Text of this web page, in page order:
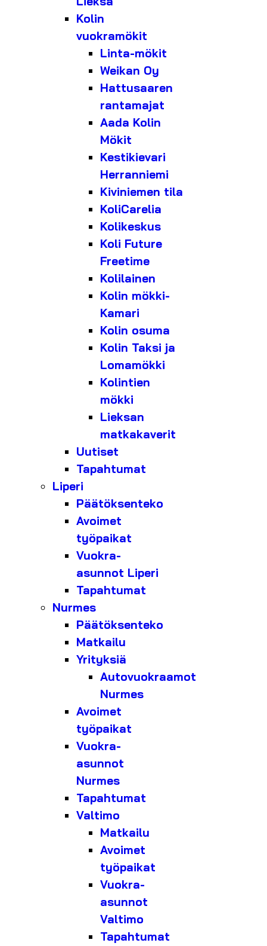
Kolin
vuokramökit
Linta-mökit
Weikan Oy
Hattusaaren
rantamajat
Aada Kolin
Mökit
Kestikievari
Herranniemi
Kiviniemen tila
KoliCarelia
Kolikeskus
Koli Future
Freetime
Kolilainen
Kolin mökki-
Kamari
Kolin osuma
Kolin Taksi ja
Lomamökki
Kolintien
mökki
Lieksan
matkakaverit
Uutiset
Tapahtumat
Liperi
Päätöksenteko
Avoimet
työpaikat
Vuokra-
asunnot Liperi
Tapahtumat
Nurmes
Päätöksenteko
Matkailu
Yrityksiä
Autovuokraamot
Nurmes
Avoimet
työpaikat
Vuokra-
asunnot
Nurmes
Tapahtumat
Valtimo
Matkailu
Avoimet
työpaikat
Vuokra-
asunnot
Valtimo
Tapahtumat